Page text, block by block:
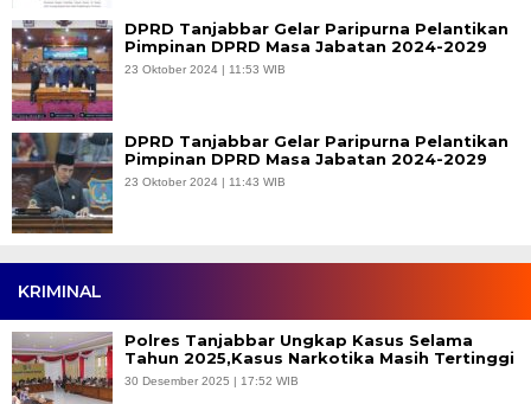
DPRD Tanjabbar Gelar Paripurna Pelantikan
Pimpinan DPRD Masa Jabatan 2024-2029
23 Oktober 2024 | 11:53 WIB
DPRD Tanjabbar Gelar Paripurna Pelantikan
Pimpinan DPRD Masa Jabatan 2024-2029
23 Oktober 2024 | 11:43 WIB
KRIMINAL
Polres Tanjabbar Ungkap Kasus Selama
Tahun 2025,Kasus Narkotika Masih Tertinggi
30 Desember 2025 | 17:52 WIB